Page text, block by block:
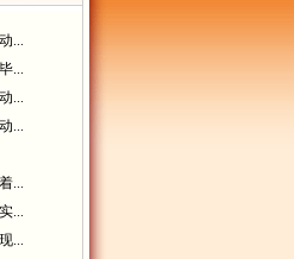
...
...
...
...
...
...
...